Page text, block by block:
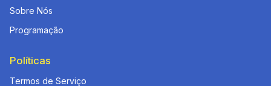
Sobre Nós
Programação
Políticas
Termos de Serviço